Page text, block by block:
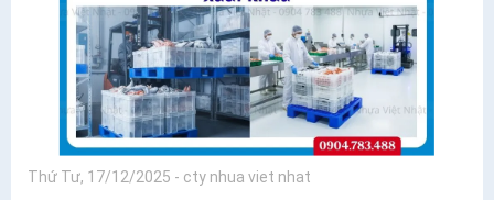
Thứ Tư, 17/12/2025 - cty nhua viet nhat